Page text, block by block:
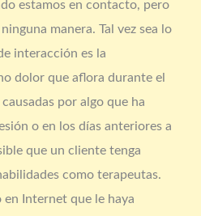
estamos en contacto, pero
manera. Tal vez sea lo
interacción es la
dolor que aflora durante el
por algo que ha
o en los días anteriores a
que un cliente tenga
como terapeutas.
en Internet que le haya